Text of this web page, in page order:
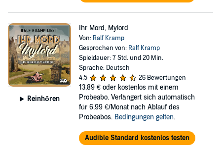
Reinhören
Ihr Mord, Mylord
Von: Ralf Kramp
Gesprochen von: Ralf Kramp
Spieldauer: 7 Std. und 20 Min.
Sprache: Deutsch
4,5
26 Bewertungen
13,89 € oder kostenlos mit einem
Probeabo. Verlängert sich automatisch
für 6,99 €/Monat nach Ablauf des
Probeabos. Bedingungen gelten.
Audible Standard kostenlos testen